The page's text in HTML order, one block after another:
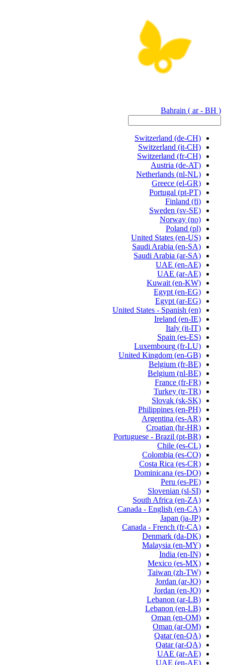
Bahrain ( ar - BH )
Switzerland (de-CH)
Switzerland (it-CH)
Switzerland (fr-CH)
Austria (de-AT)
Netherlands (nl-NL)
Greece (el-GR)
Portugal (pt-PT)
Finland (fi)
Sweden (sv-SE)
Norway (no)
Poland (pl)
United States (en-US)
Saudi Arabia (en-SA)
Saudi Arabia (ar-SA)
UAE (en-AE)
UAE (ar-AE)
Kuwait (en-KW)
Egypt (en-EG)
Egypt (ar-EG)
United States - Spanish (en)
Ireland (en-IE)
Italy (it-IT)
Spain (es-ES)
Luxembourg (fr-LU)
United Kingdom (en-GB)
Belgium (fr-BE)
Belgium (nl-BE)
France (fr-FR)
Turkey (tr-TR)
Slovak (sk-SK)
Philippines (en-PH)
Argentina (es-AR)
Croatian (hr-HR)
Portuguese - Brazil (pt-BR)
Chile (es-CL)
Colombia (es-CO)
Costa Rica (es-CR)
Dominicana (es-DO)
Peru (es-PE)
Slovenian (sl-SI)
South Africa (en-ZA)
Canada - English (en-CA)
Japan (ja-JP)
Canada - French (fr-CA)
Denmark (da-DK)
Malaysia (en-MY)
India (en-IN)
Mexico (es-MX)
Taiwan (zh-TW)
Jordan (ar-JO)
Jordan (en-JO)
Lebanon (ar-LB)
Lebanon (en-LB)
Oman (en-OM)
Oman (ar-OM)
Qatar (en-QA)
Qatar (ar-QA)
UAE (ar-AE)
UAE (en-AE)